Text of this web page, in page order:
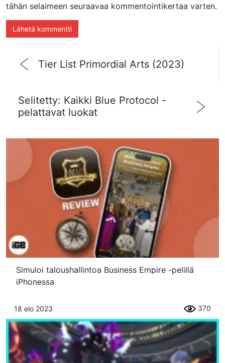
tähän selaimeen seuraavaa kommentointikertaa varten.
Tier List Primordial Arts (2023)
Selitetty: Kaikki Blue Protocol -
pelattavat luokat
Simuloi taloushallintoa Business Empire -pelillä
iPhonessa
18 elo 2023 370